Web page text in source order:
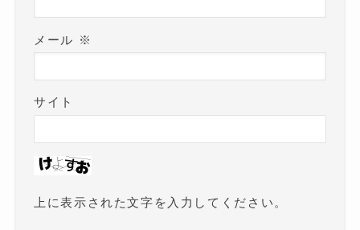
メール ※
サイト
上に表示された文字を入力してください。